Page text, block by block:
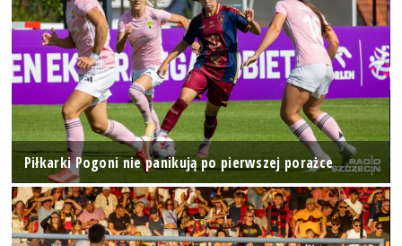
Piłkarki Pogoni nie panikują po pierwszej porażce